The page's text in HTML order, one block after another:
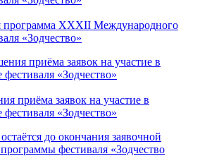
программа XXXII Международного
«Зодчество»
приёма заявок на участие в
«Зодчество»